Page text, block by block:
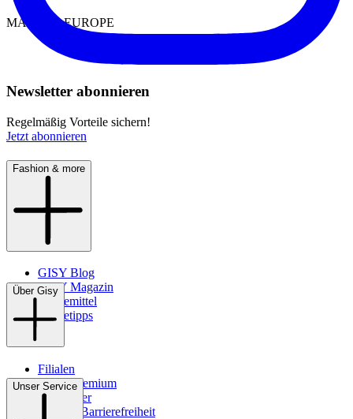
MADE IN EUROPE
Newsletter abonnieren
Regelmäßig Vorteile sichern!
Jetzt abonnieren
Fashion & more
GISY Blog
GISY Magazin
Pflegemittel
Pflegetipps
Über Gisy
Filialen
WMS-Premium
Newsletter
Digitale Barrierefreiheit
Unser Service